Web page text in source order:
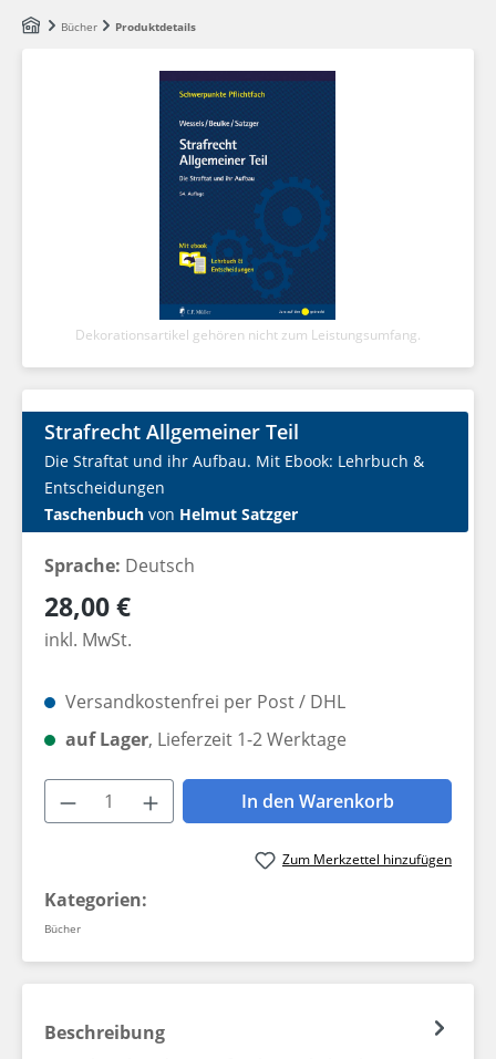
Zum Hauptinhalt springen
Bücher Produktdetails
Dekorationsartikel gehören nicht zum Leistungsumfang.
Strafrecht Allgemeiner Teil
Die Straftat und ihr Aufbau. Mit Ebook: Lehrbuch &
Entscheidungen
Taschenbuch von Helmut Satzger
Sprache: Deutsch
Regulärer Preis:
28,00 €
inkl. MwSt.
Versandkostenfrei per Post / DHL
auf Lager, Lieferzeit 1-2 Werktage
Produkt Anzahl: Gib den
In den Warenkorb
Zum Merkzettel hinzufügen
Kategorien:
Bücher
Beschreibung